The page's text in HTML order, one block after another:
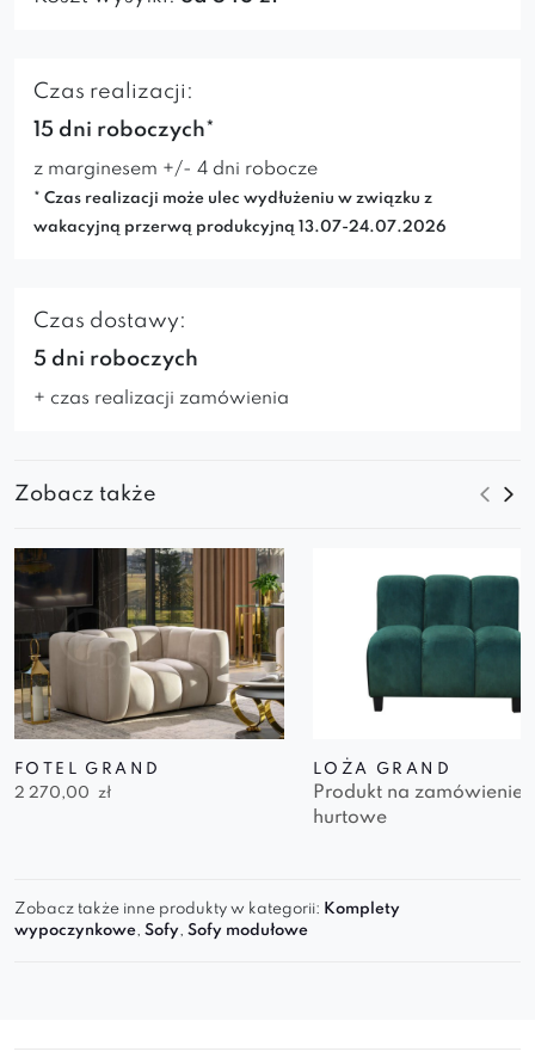
Czas realizacji:
15 dni roboczych*
z marginesem +/- 4 dni robocze
* Czas realizacji może ulec wydłużeniu w związku z
wakacyjną przerwą produkcyjną 13.07-24.07.2026
Czas dostawy:
5 dni roboczych
+ czas realizacji zamówienia
Zobacz także
FOTEL GRAND
2 270,00
zł
LOŻA GRAND
Produkt na zamówienie
hurtowe
Zobacz także inne produkty w kategorii: Komplety
wypoczynkowe, Sofy, Sofy modułowe